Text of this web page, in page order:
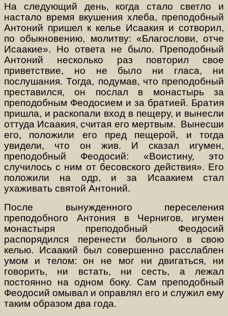
На следующий день, когда стало светло и
настало время вкушения хлеба, преподобный
Антоний пришел к келье Исаакия и сотворил,
по обыкновению, молитву: «Благослови, отче
Исаакие». Но ответа не было. Преподобный
Антоний несколько раз повторил свое
приветствие, но не было ни гласа, ни
послушания. Тогда, подумав, что преподобный
преставился, он послал в монастырь за
преподобным Феодосием и за братией. Братия
пришла, и раскопали вход в пещеру, и вынесли
оттуда Исаакия, считая его мертвым. Вынесши
его, положили его пред пещерой, и тогда
увидели, что он жив. И сказал игумен,
преподобный Феодосий: «Воистину, это
случилось с ним от бесовского действия». Его
положили на одр, и за Исаакием стал
ухаживать святой Антоний.
После вынужденного переселения
преподобного Антония в Чернигов, игумен
монастыря преподобный Феодосий
распорядился перенести больного в свою
келью. Исаакий был совершенно расслаблен
умом и телом: он не мог ни двигаться, ни
говорить, ни встать, ни сесть, а лежал
постоянно на одном боку. Сам преподобный
Феодосий омывал и оправлял его и служил ему
таким образом два года.